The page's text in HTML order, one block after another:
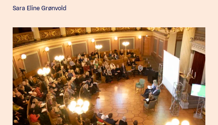
Sara Eline Grønvold